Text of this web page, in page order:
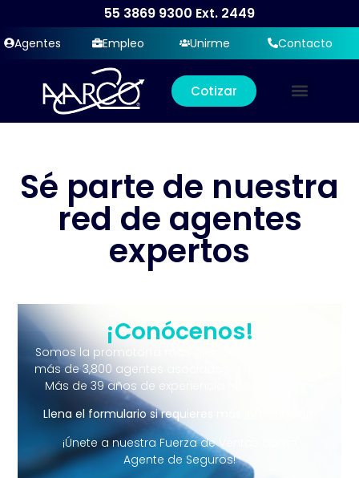
55 3869 9300 Ext. 2449
Agentes Empleo Unirme Contacto
Cotizar
Sé parte de nuestra
red de agentes
expertos
¡Conócenos!
Somos la promotoría más grande de México, con
más de 3,800 agentes asociados a nivel nacional.
Más de 39 años de experiencia nos respaldan.
Llena el formulario si requieres más información.
¡Únete a nuestra Fuerza de Ventas como
Agente de Seguros!